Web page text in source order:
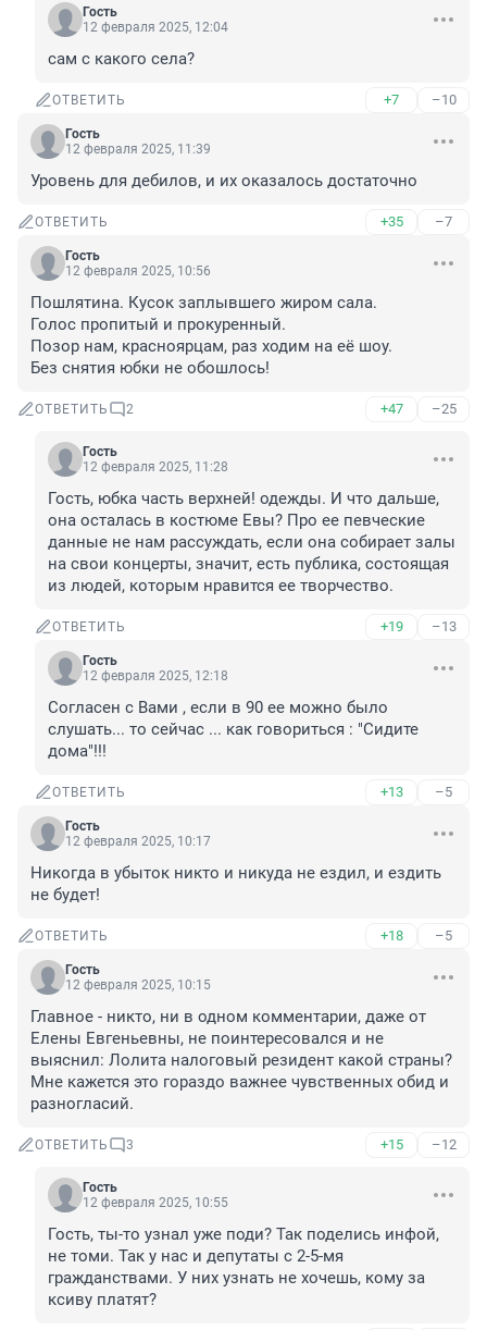
Гость
12 февраля 2025, 12:04
сам с какого села?
ОТВЕТИТЬ +7 –10
Гость
12 февраля 2025, 11:39
Уровень для дебилов, и их оказалось достаточно
ОТВЕТИТЬ +35 –7
Гость
12 февраля 2025, 10:56
Пошлятина. Кусок заплывшего жиром сала.
Голос пропитый и прокуренный.
Позор нам, красноярцам, раз ходим на её шоу.
Без снятия юбки не обошлось!
ОТВЕТИТЬ 2 +47 –25
Гость
12 февраля 2025, 11:28
Гость, юбка часть верхней! одежды. И что дальше,
она осталась в костюме Евы? Про ее певческие
данные не нам рассуждать, если она собирает залы
на свои концерты, значит, есть публика, состоящая
из людей, которым нравится ее творчество.
ОТВЕТИТЬ +19 –13
Гость
12 февраля 2025, 12:18
Согласен с Вами , если в 90 ее можно было
слушать... то сейчас ... как говориться : "Сидите
дома"!!!
ОТВЕТИТЬ +13 –5
Гость
12 февраля 2025, 10:17
Никогда в убыток никто и никуда не ездил, и ездить
не будет!
ОТВЕТИТЬ +18 –5
Гость
12 февраля 2025, 10:15
Главное - никто, ни в одном комментарии, даже от
Елены Евгеньевны, не поинтересовался и не
выяснил: Лолита налоговый резидент какой страны?
Мне кажется это гораздо важнее чувственных обид и
разногласий.
ОТВЕТИТЬ 3 +15 –12
Гость
12 февраля 2025, 10:55
Гость, ты-то узнал уже поди? Так поделись инфой,
не томи. Так у нас и депутаты с 2-5-мя
гражданствами. У них узнать не хочешь, кому за
ксиву платят?